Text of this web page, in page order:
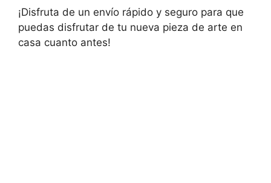
¡Disfruta de un envío rápido y seguro para que
puedas disfrutar de tu nueva pieza de arte en
casa cuanto antes!